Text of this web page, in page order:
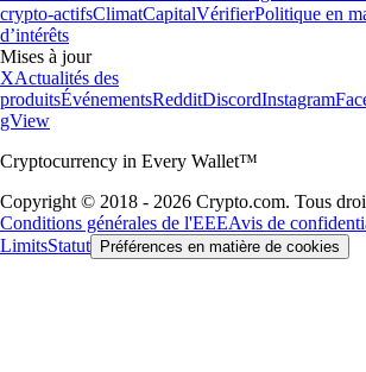
crypto-actifsClimatCapitalVérifierPolitique en
d’intérêts
Mises à jour
XActualités des
produitsÉvénementsRedditDiscordInstagram
gView
Cryptocurrency in Every Wallet™
Copyright © 2018 - 2026 Crypto.com. Tous
Conditions générales de l'EEEAvis de
LimitsStatut Préférences en matière de cookies